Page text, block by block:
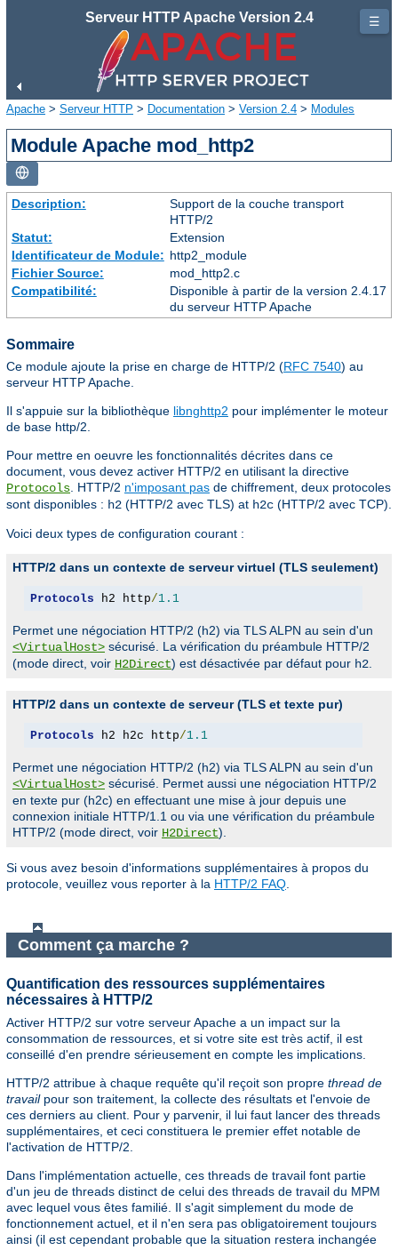
Serveur HTTP Apache Version 2.4
Apache > Serveur HTTP > Documentation > Version 2.4 > Modules
Module Apache mod_http2
Description:
Support de la couche transport
HTTP/2
Statut:
Extension
Identificateur de Module: http2_module
Fichier Source:
mod_http2.c
Compatibilité:
Disponible à partir de la version 2.4.17
du serveur HTTP Apache
Sommaire
Ce module ajoute la prise en charge de HTTP/2 (RFC 7540) au
serveur HTTP Apache.
Il s'appuie sur la bibliothèque libnghttp2 pour implémenter le moteur
de base http/2.
Pour mettre en oeuvre les fonctionnalités décrites dans ce
document, vous devez activer HTTP/2 en utilisant la directive
Protocols . HTTP/2 n'imposant pas de chiffrement, deux protocoles
sont disponibles : h2 (HTTP/2 avec TLS) at h2c (HTTP/2 avec TCP).
Voici deux types de configuration courant :
HTTP/2 dans un contexte de serveur virtuel (TLS seulement)
Protocols h2 http/1.1
Permet une négociation HTTP/2 (h2) via TLS ALPN au sein d'un
<VirtualHost> sécurisé. La vérification du préambule HTTP/2
(mode direct, voir H2Direct) est désactivée par défaut pour h2
HTTP/2 dans un contexte de serveur (TLS et texte pur)
Protocols h2 h2c http/1.1
Permet une négociation HTTP/2 (h2) via TLS ALPN au sein d'un
<VirtualHost> sécurisé. Permet aussi une négociation HTTP/2
en texte pur (h2c) en effectuant une mise à jour depuis une
connexion initiale HTTP/1.1 ou via une vérification du préambule
HTTP/2 (mode direct, voir H2Direct).
Si vous avez besoin d'informations supplémentaires à propos du
protocole, veuillez vous reporter à la HTTP/2 FAQ
Comment ça marche ?
Quantification des ressources supplémentaires
nécessaires à HTTP/2
Activer HTTP/2 sur votre serveur Apache a un impact sur la
consommation de ressources, et si votre site est très actif, il est
conseillé d'en prendre sérieusement en compte les implications.
HTTP/2 attribue à chaque requête qu'il reçoit son propre thread de
travailpour son traitement, la collecte des résultats et l'envoie de
ces derniers au client. Pour y parvenir, il lui faut lancer des threads
supplémentaires, et ceci constituera le premier effet notable de
l'activation de HTTP/2.
Dans l'implémentation actuelle, ces threads de travail font partie
d'un jeu de threads distinct de celui des threads de travail du MPM
avec lequel vous êtes familié. Il s'agit simplement du mode de
fonctionnement actuel, et il n'en sera pas obligatoirement toujours
ainsi (il est cependant probable que la situation restera inchangée
☰